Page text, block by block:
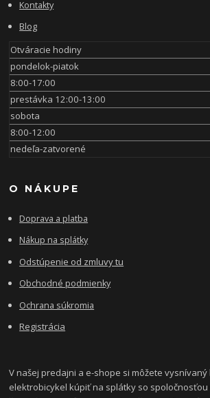
Kontakty
Blog
Otváracie hodiny
pondelok-piatok
8:00-17:00
prestávka 12:00-13:00
sobota
8:00-12:00
nedeľa-zatvorené
O NÁKUPE
Doprava a platba
Nákup na splátky
Odstúpenie od zmluvy tu
Obchodné podmienky
Ochrana súkromia
Registrácia
V našej predajni a e-shope si môžete vysnívaný
elektrobicykel kúpiť na splátky so spoločnosťou